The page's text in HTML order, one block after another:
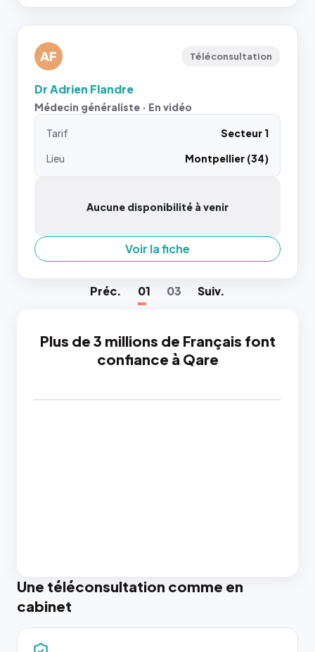
AF Téléconsultation
Dr Adrien Flandre
Médecin généraliste · En vidéo
Tarif
Secteur 1
Lieu
Montpellier (34)
Aucune disponibilité à venir
Voir la fiche
Préc. 01 03 Suiv.
Plus de 3 millions de Français font
confiance à Qare
Une téléconsultation comme en
cabinet